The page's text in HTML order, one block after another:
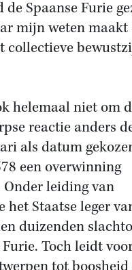
Spaanse Furie
mijn weten maakt
collectieve
helemaal niet om
reactie anders
als datum
een overwinning
leiding van
het Staatse leger
duizenden
Toch leidt